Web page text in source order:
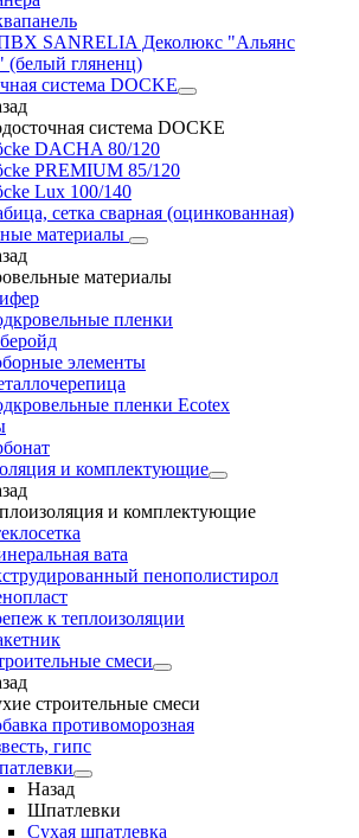
SANRELIA Деколюкс "Альянс
гляненц)
система DOCKE
система DOCKE
DACHA 80/120
PREMIUM 85/120
Luх 100/140
сетка сварная (оцинкованная)
материалы
материалы
пленки
элементы
пленки Ecotex
и комплектующие
и комплектующие
вата
пенополистирол
к теплоизоляции
смеси
строительные смеси
противоморозная
гипс
Назад
Шпатлевки
Сухая шпатлевка